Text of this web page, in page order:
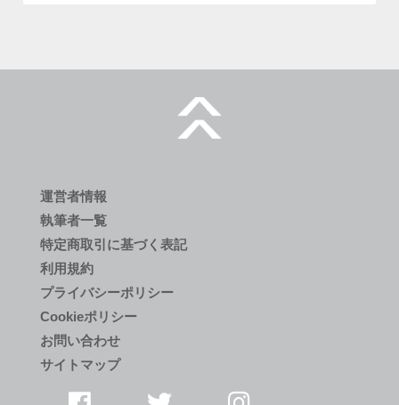
運営者情報
執筆者一覧
特定商取引に基づく表記
利用規約
プライバシーポリシー
Cookieポリシー
お問い合わせ
サイトマップ